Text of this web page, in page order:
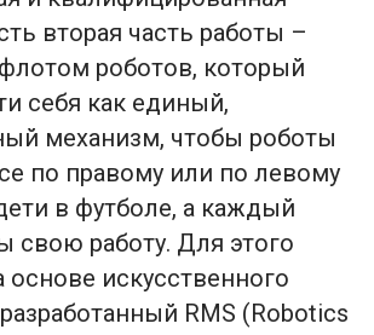
вторая часть работы –
роботов, который
себя как единый,
механизм, чтобы роботы
по правому или по левому
в футболе, а каждый
свою работу. Для этого
основе искусственного
RMS (Robotics